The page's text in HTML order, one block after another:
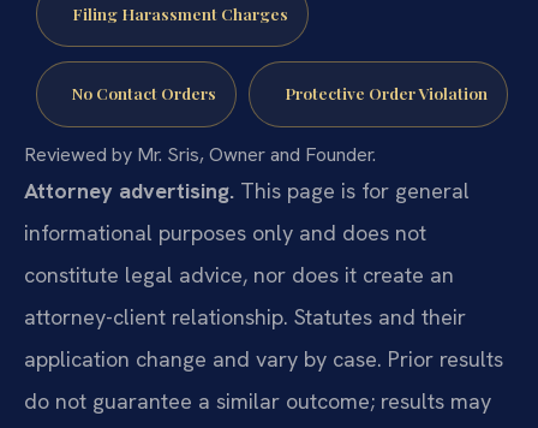
Filing Harassment Charges
No Contact Orders Protective Order Violation
Reviewed by Mr. Sris, Owner and Founder.
Attorney advertising. This page is for general
informational purposes only and does not
constitute legal advice, nor does it create an
attorney-client relationship. Statutes and their
application change and vary by case. Prior results
do not guarantee a similar outcome; results may